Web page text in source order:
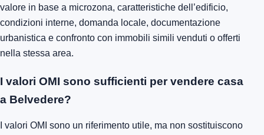
valore in base a microzona, caratteristiche dell’edificio,
condizioni interne, domanda locale, documentazione
urbanistica e confronto con immobili simili venduti o offerti
nella stessa area.
I valori OMI sono sufficienti per vendere casa
a Belvedere?
I valori OMI sono un riferimento utile, ma non sostituiscono